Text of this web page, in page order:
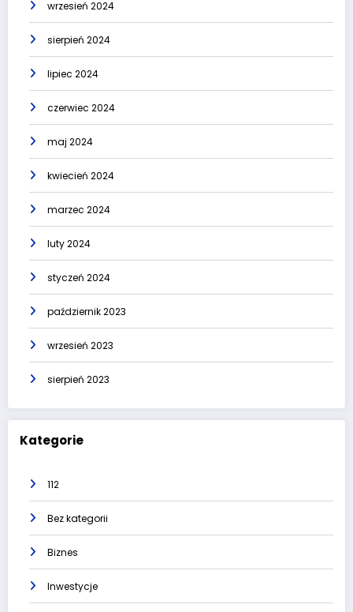
wrzesień 2024
sierpień 2024
lipiec 2024
czerwiec 2024
maj 2024
kwiecień 2024
marzec 2024
luty 2024
styczeń 2024
październik 2023
wrzesień 2023
sierpień 2023
Kategorie
112
Bez kategorii
Biznes
Inwestycje